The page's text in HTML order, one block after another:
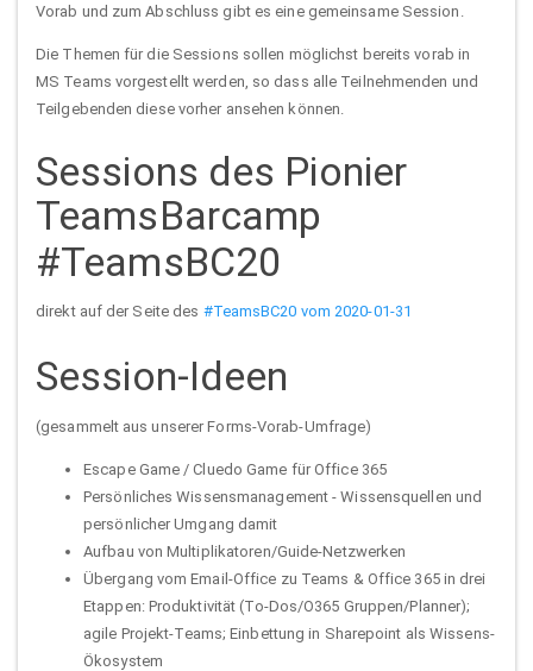
Vorab und zum Abschluss gibt es eine gemeinsame Session.
Die Themen für die Sessions sollen möglichst bereits vorab in
MS Teams vorgestellt werden, so dass alle Teilnehmenden und
Teilgebenden diese vorher ansehen können.
Sessions des Pionier
TeamsBarcamp
#TeamsBC20
direkt auf der Seite des #TeamsBC20 vom 2020-01-31
Session-Ideen
(gesammelt aus unserer Forms-Vorab-Umfrage)
Escape Game / Cluedo Game für Office 365
Persönliches Wissensmanagement - Wissensquellen und
persönlicher Umgang damit
Aufbau von Multiplikatoren/Guide-Netzwerken
Übergang vom Email-Office zu Teams & Office 365 in drei
Etappen: Produktivität (To-Dos/O365 Gruppen/Planner);
agile Projekt-Teams; Einbettung in Sharepoint als Wissens-
Ökosystem